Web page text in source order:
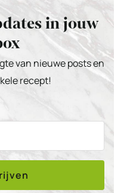
in jouw
van nieuwe posts en
recept!